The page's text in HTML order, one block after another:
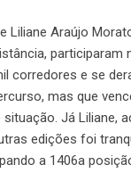
Liliane Araújo
participaram
corredores e se
mas que
Já Liliane,
edições foi
a 1406a